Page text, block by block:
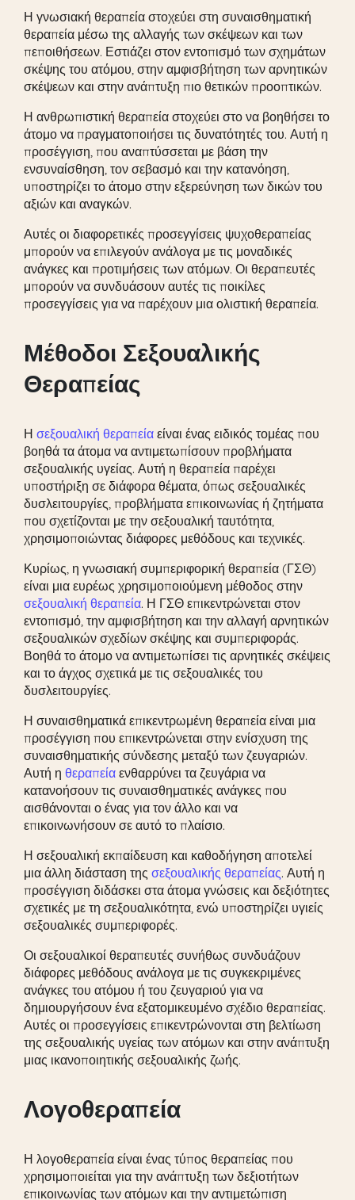
Η γνωσιακή θεραπεία στοχεύει στη συναισθηματική
θεραπεία μέσω της αλλαγής των σκέψεων και των
πεποιθήσεων. Εστιάζει στον εντοπισμό των σχημάτων
σκέψης του ατόμου, στην αμφισβήτηση των αρνητικών
σκέψεων και στην ανάπτυξη πιο θετικών προοπτικών.
Η ανθρωπιστική θεραπεία στοχεύει στο να βοηθήσει το
άτομο να πραγματοποιήσει τις δυνατότητές του. Αυτή η
προσέγγιση, που αναπτύσσεται με βάση την
ενσυναίσθηση, τον σεβασμό και την κατανόηση,
υποστηρίζει το άτομο στην εξερεύνηση των δικών του
αξιών και αναγκών.
Αυτές οι διαφορετικές προσεγγίσεις ψυχοθεραπείας
μπορούν να επιλεγούν ανάλογα με τις μοναδικές
ανάγκες και προτιμήσεις των ατόμων. Οι θεραπευτές
μπορούν να συνδυάσουν αυτές τις ποικίλες
προσεγγίσεις για να παρέχουν μια ολιστική θεραπεία.
Μέθοδοι Σεξουαλικής
Θεραπείας
Η σεξουαλική θεραπεία είναι ένας ειδικός τομέας που
βοηθά τα άτομα να αντιμετωπίσουν προβλήματα
σεξουαλικής υγείας. Αυτή η θεραπεία παρέχει
υποστήριξη σε διάφορα θέματα, όπως σεξουαλικές
δυσλειτουργίες, προβλήματα επικοινωνίας ή ζητήματα
που σχετίζονται με την σεξουαλική ταυτότητα,
χρησιμοποιώντας διάφορες μεθόδους και τεχνικές.
Κυρίως, η γνωσιακή συμπεριφορική θεραπεία (ΓΣΘ)
είναι μια ευρέως χρησιμοποιούμενη μέθοδος στην
σεξουαλική θεραπεία. Η ΓΣΘ επικεντρώνεται στον
εντοπισμό, την αμφισβήτηση και την αλλαγή αρνητικών
σεξουαλικών σχεδίων σκέψης και συμπεριφοράς.
Βοηθά το άτομο να αντιμετωπίσει τις αρνητικές σκέψεις
και το άγχος σχετικά με τις σεξουαλικές του
δυσλειτουργίες.
Η συναισθηματικά επικεντρωμένη θεραπεία είναι μια
προσέγγιση που επικεντρώνεται στην ενίσχυση της
συναισθηματικής σύνδεσης μεταξύ των ζευγαριών.
Αυτή η θεραπεία ενθαρρύνει τα ζευγάρια να
κατανοήσουν τις συναισθηματικές ανάγκες που
αισθάνονται ο ένας για τον άλλο και να
επικοινωνήσουν σε αυτό το πλαίσιο.
Η σεξουαλική εκπαίδευση και καθοδήγηση αποτελεί
μια άλλη διάσταση της σεξουαλικής θεραπείας. Αυτή η
προσέγγιση διδάσκει στα άτομα γνώσεις και δεξιότητες
σχετικές με τη σεξουαλικότητα, ενώ υποστηρίζει υγιείς
σεξουαλικές συμπεριφορές.
Οι σεξουαλικοί θεραπευτές συνήθως συνδυάζουν
διάφορες μεθόδους ανάλογα με τις συγκεκριμένες
ανάγκες του ατόμου ή του ζευγαριού για να
δημιουργήσουν ένα εξατομικευμένο σχέδιο θεραπείας.
Αυτές οι προσεγγίσεις επικεντρώνονται στη βελτίωση
της σεξουαλικής υγείας των ατόμων και στην ανάπτυξη
μιας ικανοποιητικής σεξουαλικής ζωής.
Λογοθεραπεία
Η λογοθεραπεία είναι ένας τύπος θεραπείας που
χρησιμοποιείται για την ανάπτυξη των δεξιοτήτων
επικοινωνίας των ατόμων και την αντιμετώπιση